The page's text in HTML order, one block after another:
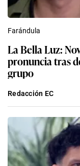
Farándula
La Bella Luz:
pronuncia tras
grupo
Redacción EC